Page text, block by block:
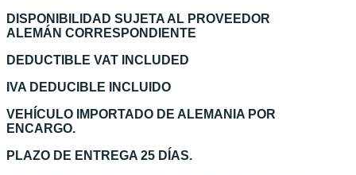
DISPONIBILIDAD SUJETA AL PROVEEDOR
ALEMÁN CORRESPONDIENTE
DEDUCTIBLE VAT INCLUDED
IVA DEDUCIBLE INCLUIDO
VEHÍCULO IMPORTADO DE ALEMANIA POR
ENCARGO.
PLAZO DE ENTREGA 25 DÍAS.